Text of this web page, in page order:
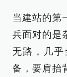
当建站的第
兵面对的是
无路，几
备，要肩抬